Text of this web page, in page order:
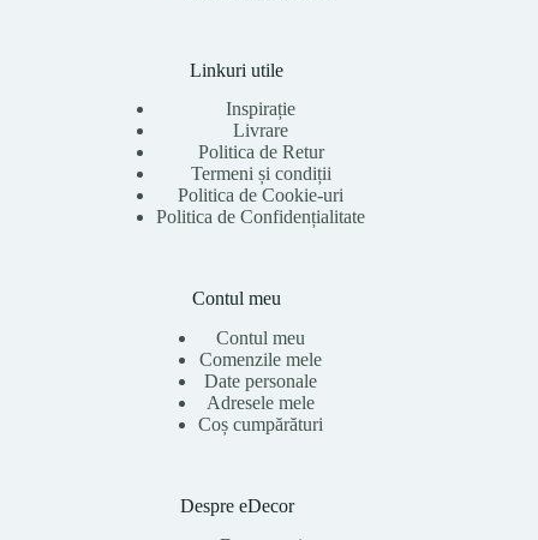
Linkuri utile
Inspirație
Livrare
Politica de Retur
Termeni și condiții
Politica de Cookie-uri
Politica de Confidențialitate
Contul meu
Contul meu
Comenzile mele
Date personale
Adresele mele
Coș cumpărături
Despre eDecor